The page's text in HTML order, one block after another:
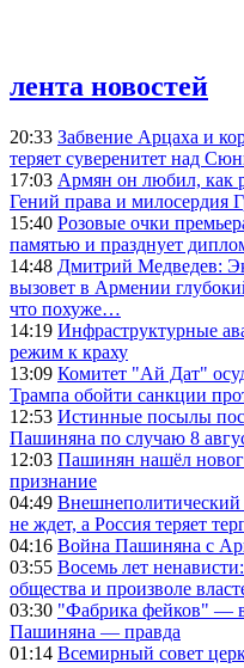
лента новостей
20:33 Забвение Арцаха и
теряет суверенитет над
17:03 Армян он любил, как
Гений права и милосердия
15:40 Розовые очки
памятью и празднует
14:48 Дмитрий Медведев:
вызовет в Армении
что похуже…
14:19 Инфраструктурные
режим к краху
13:09 Комитет "Ай Дат"
Трампа обойти санкции
12:53 Истинные посылы
Пашиняна по случаю 8
12:03 Пашинян нашёл
признание
04:49
не ждет, а Россия теряет
04:16 Война Пашиняна с
03:55 Восемь лет
общества и произволе
03:30 "Фабрика фейков" —
Пашиняна — правда
01:14 Всемирный совет